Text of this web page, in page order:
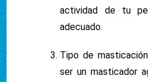
actividad de tu
adecuado.
Tipo de
ser un masticador